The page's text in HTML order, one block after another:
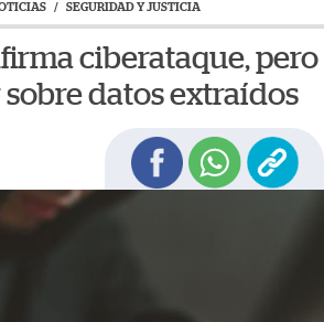
/ SEGURIDAD Y JUSTICIA
ciberataque, pero
datos extraídos